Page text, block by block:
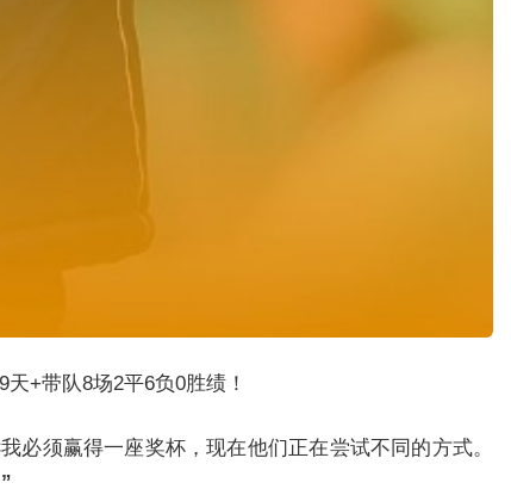
+带队8场2平6负0胜绩！
须赢得一座奖杯，现在他们正在尝试不同的方式。